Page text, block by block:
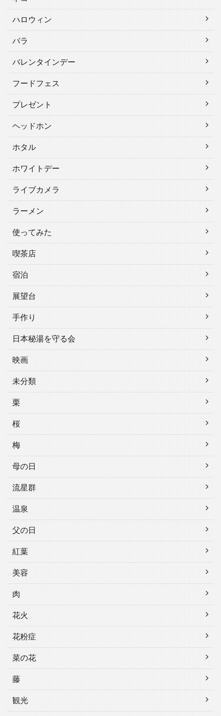
ハロウィン
バラ
バレンタインデー
フードフェス
プレゼント
ヘッドホン
ホタル
ホワイトデー
ライブカメラ
ラーメン
使ってみた
喫茶店
宿泊
展望台
手作り
日本秘湯を守る会
映画
未分類
栗
桜
梅
母の日
流星群
温泉
父の日
紅葉
美容
肉
花火
花粉症
菜の花
藤
観光